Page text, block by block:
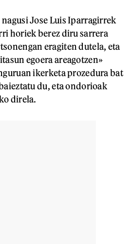
Jose Luis Iparragirrek
horiek berez diru sarrera
eragiten dutela, eta
egoera areagotzen»
ikerketa prozedura bat
du, eta ondorioak
direla.